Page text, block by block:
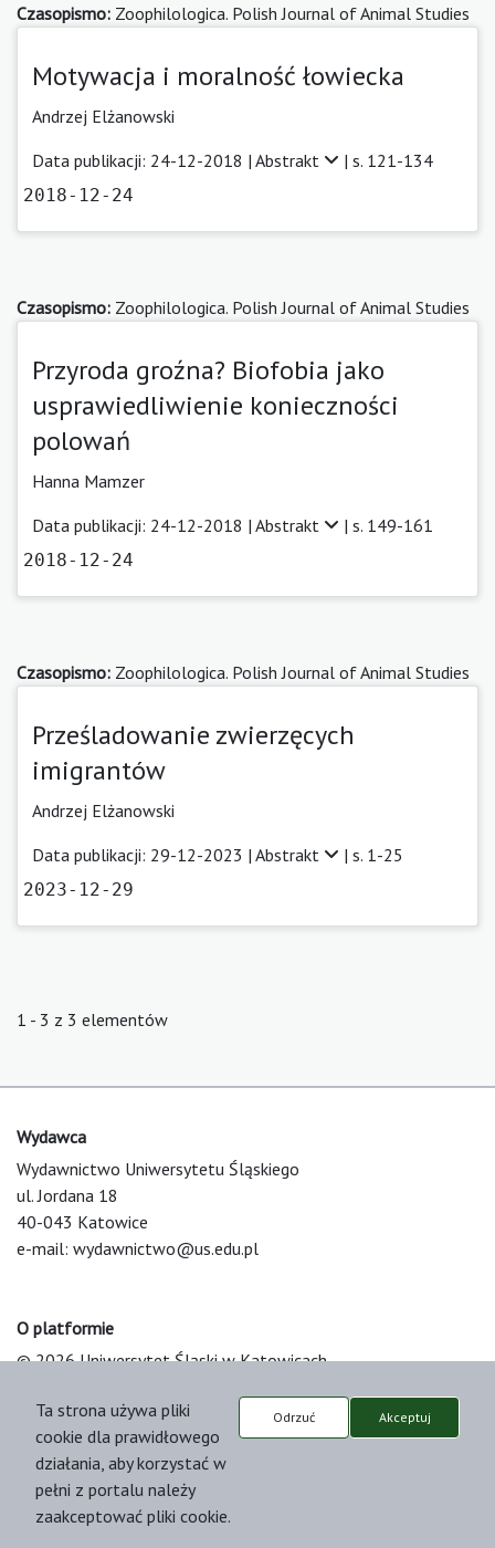
Czasopismo: Zoophilologica. Polish Journal of Animal Studies
Motywacja i moralność łowiecka
Andrzej Elżanowski
Data publikacji: 24-12-2018 | Abstrakt | s. 121-134
2018-12-24
Czasopismo: Zoophilologica. Polish Journal of Animal Studies
Przyroda groźna? Biofobia jako
usprawiedliwienie konieczności
polowań
Hanna Mamzer
Data publikacji: 24-12-2018 | Abstrakt | s. 149-161
2018-12-24
Czasopismo: Zoophilologica. Polish Journal of Animal Studies
Prześladowanie zwierzęcych
imigrantów
Andrzej Elżanowski
Data publikacji: 29-12-2023 | Abstrakt | s. 1-25
2023-12-29
1 - 3 z 3 elementów
Wydawca
Wydawnictwo Uniwersytetu Śląskiego
ul. Jordana 18
40-043 Katowice
e-mail: wydawnictwo@us.edu.pl
O platformie
© 2026 Uniwersytet Śląski w Katowicach
Platform & Workflow by OJS/PKP
Ta strona używa pliki
cookie dla prawidłowego
działania, aby korzystać w
pełni z portalu należy
zaakceptować pliki cookie.
Odrzuć Akceptuj